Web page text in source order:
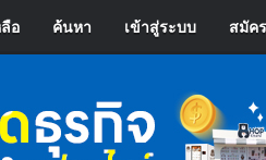
อ ค้นหา เข้าสู่ระบบ สมัค